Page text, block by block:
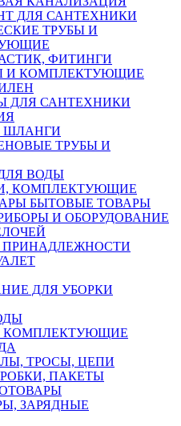
ДЛЯ САНТЕХНИКИ
ТРУБЫ И
ФИТИНГИ
И КОМПЛЕКТУЮЩИЕ
ДЛЯ САНТЕХНИКИ
ШЛАНГИ
ТРУБЫ И
ВОДЫ
КОМПЛЕКТУЮЩИЕ
БЫТОВЫЕ ТОВАРЫ
И ОБОРУДОВАНИЕ
ДЛЯ УБОРКИ
КОМПЛЕКТУЮЩИЕ
ТРОСЫ, ЦЕПИ
ПАКЕТЫ